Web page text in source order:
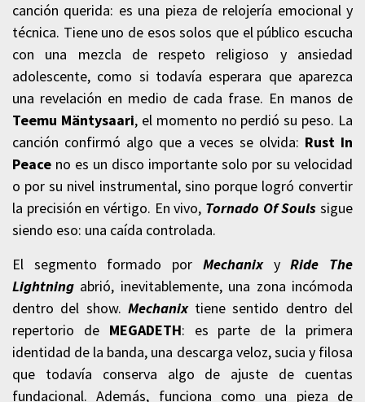
canción querida: es una pieza de relojería emocional y
técnica. Tiene uno de esos solos que el público escucha
con una mezcla de respeto religioso y ansiedad
adolescente, como si todavía esperara que aparezca
una revelación en medio de cada frase. En manos de
Teemu Mäntysaari, el momento no perdió su peso. La
canción confirmó algo que a veces se olvida: Rust In
Peace no es un disco importante solo por su velocidad
o por su nivel instrumental, sino porque logró convertir
la precisión en vértigo. En vivo, Tornado Of Souls sigue
siendo eso: una caída controlada.
El segmento formado por MechanixyRide The
Lightning abrió, inevitablemente, una zona incómoda
dentro del show. Mechanixtiene sentido dentro del
repertorio de MEGADETH: es parte de la primera
identidad de la banda, una descarga veloz, sucia y filosa
que todavía conserva algo de ajuste de cuentas
fundacional. Además, funciona como una pieza de